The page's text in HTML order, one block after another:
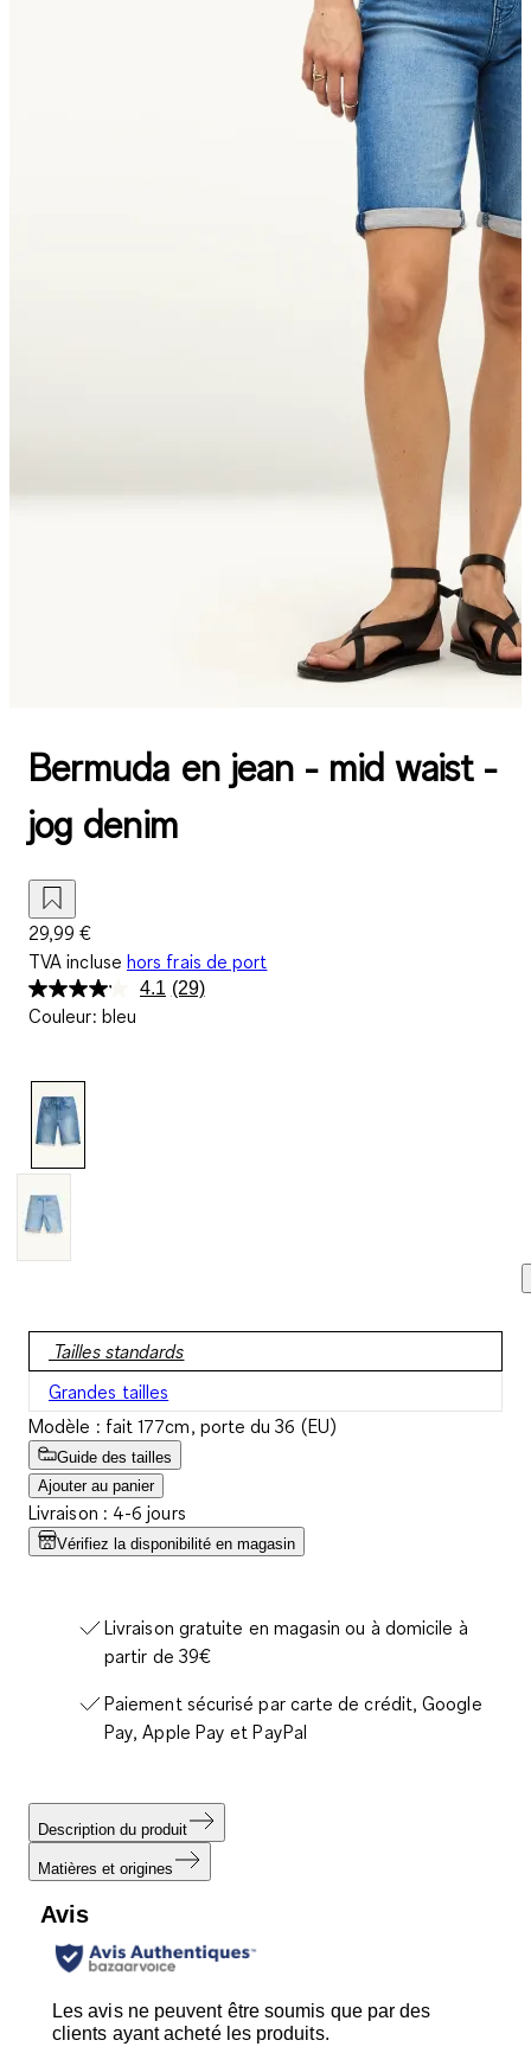
Bermuda en jean - mid waist -
jog denim
29,99 €
TVA incluse hors frais de port
4.1 Lire
(29)
Couleur: bleu
Tailles standards
Grandes tailles
Modèle : fait 177cm, porte du 36 (EU)
Guide des tailles
Ajouter au panier
Livraison : 4-6 jours
Vérifiez la disponibilité en magasin
Livraison gratuite en magasin ou à domicile à
partir de 39€
Paiement sécurisé par carte de crédit, Google
Pay, Apple Pay et PayPal
Description du produit
Matières et origines
Avis
Les avis ne peuvent être soumis que par des
clients ayant acheté les produits.